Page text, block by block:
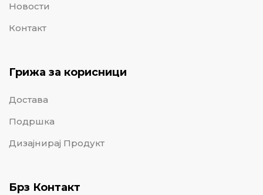
Новости
Контакт
Грижа за корисници
Достава
Подршка
Дизајнирај Продукт
Брз Контакт